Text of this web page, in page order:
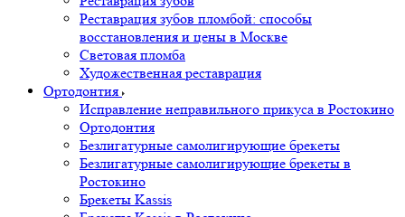
Реставрация зубов пломбой: способы
восстановления и цены в Москве
Световая пломба
Художественная реставрация
Ортодонтия
Исправление неправильного прикуса в Ростокино
Ортодонтия
Безлигатурные самолигирующие брекеты
Безлигатурные самолигирующие брекеты в
Ростокино
Брекеты Kassis